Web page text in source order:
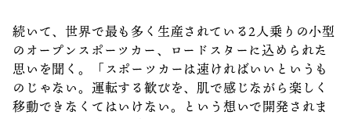
続いて、世界で最も多く生産されている2人乗りの小型
のオープンスポーツカー、ロードスターに込められた
思いを聞く。「スポーツカーは速ければいいというも
のじゃない。運転する歓びを、肌で感じながら楽しく
移動できなくてはいけない。という想いで開発されま